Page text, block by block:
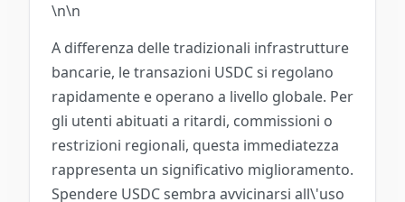
\n\n
A differenza delle tradizionali infrastrutture
bancarie, le transazioni USDC si regolano
rapidamente e operano a livello globale. Per
gli utenti abituati a ritardi, commissioni o
restrizioni regionali, questa immediatezza
rappresenta un significativo miglioramento.
Spendere USDC sembra avvicinarsi all\'uso